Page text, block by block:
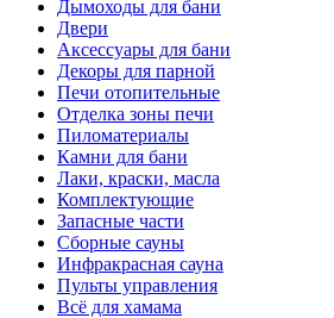
Дымоходы для бани
Двери
Аксессуары для бани
Декоры для парной
Печи отопительные
Отделка зоны печи
Пиломатериалы
Камни для бани
Лаки, краски, масла
Комплектующие
Запасные части
Сборные сауны
Инфракрасная сауна
Пульты управления
Всё для хамама